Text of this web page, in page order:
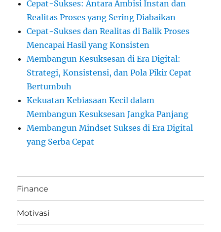
Cepat-Sukses: Antara Ambisi Instan dan
Realitas Proses yang Sering Diabaikan
Cepat-Sukses dan Realitas di Balik Proses
Mencapai Hasil yang Konsisten
Membangun Kesuksesan di Era Digital:
Strategi, Konsistensi, dan Pola Pikir Cepat
Bertumbuh
Kekuatan Kebiasaan Kecil dalam
Membangun Kesuksesan Jangka Panjang
Membangun Mindset Sukses di Era Digital
yang Serba Cepat
Finance
Motivasi